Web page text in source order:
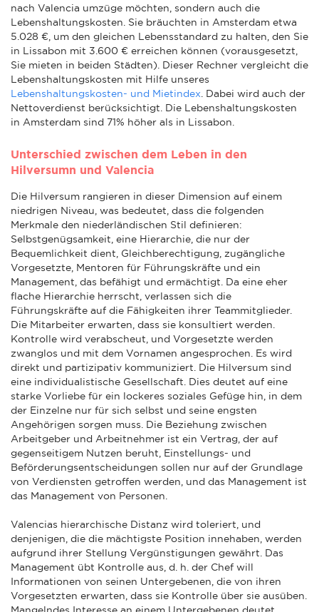
nach Valencia umzüge möchten, sondern auch die
Lebenshaltungskosten. Sie bräuchten in Amsterdam etwa
5.028 €, um den gleichen Lebensstandard zu halten, den Sie
in Lissabon mit 3.600 € erreichen können (vorausgesetzt,
Sie mieten in beiden Städten). Dieser Rechner vergleicht die
Lebenshaltungskosten mit Hilfe unseres
Lebenshaltungskosten- und Mietindex . Dabei wird auch der
Nettoverdienst berücksichtigt. Die Lebenshaltungskosten
in Amsterdam sind 71% höher als in Lissabon.
Unterschied zwischen dem Leben in den
Hilversumn und Valencia
Die Hilversum rangieren in dieser Dimension auf einem
niedrigen Niveau, was bedeutet, dass die folgenden
Merkmale den niederländischen Stil definieren:
Selbstgenügsamkeit, eine Hierarchie, die nur der
Bequemlichkeit dient, Gleichberechtigung, zugängliche
Vorgesetzte, Mentoren für Führungskräfte und ein
Management, das befähigt und ermächtigt. Da eine eher
flache Hierarchie herrscht, verlassen sich die
Führungskräfte auf die Fähigkeiten ihrer Teammitglieder.
Die Mitarbeiter erwarten, dass sie konsultiert werden.
Kontrolle wird verabscheut, und Vorgesetzte werden
zwanglos und mit dem Vornamen angesprochen. Es wird
direkt und partizipativ kommuniziert. Die Hilversum sind
eine individualistische Gesellschaft. Dies deutet auf eine
starke Vorliebe für ein lockeres soziales Gefüge hin, in dem
der Einzelne nur für sich selbst und seine engsten
Angehörigen sorgen muss. Die Beziehung zwischen
Arbeitgeber und Arbeitnehmer ist ein Vertrag, der auf
gegenseitigem Nutzen beruht, Einstellungs- und
Beförderungsentscheidungen sollen nur auf der Grundlage
von Verdiensten getroffen werden, und das Management ist
das Management von Personen.
Valencias hierarchische Distanz wird toleriert, und
denjenigen, die die mächtigste Position innehaben, werden
aufgrund ihrer Stellung Vergünstigungen gewährt. Das
Management übt Kontrolle aus, d. h. der Chef will
Informationen von seinen Untergebenen, die von ihren
Vorgesetzten erwarten, dass sie Kontrolle über sie ausüben.
Mangelndes Interesse an einem Untergebenen deutet